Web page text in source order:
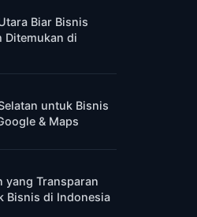
Biar Bisnis
Ditemukan di
untuk Bisnis
& Maps
yang Transparan
Bisnis di Indonesia